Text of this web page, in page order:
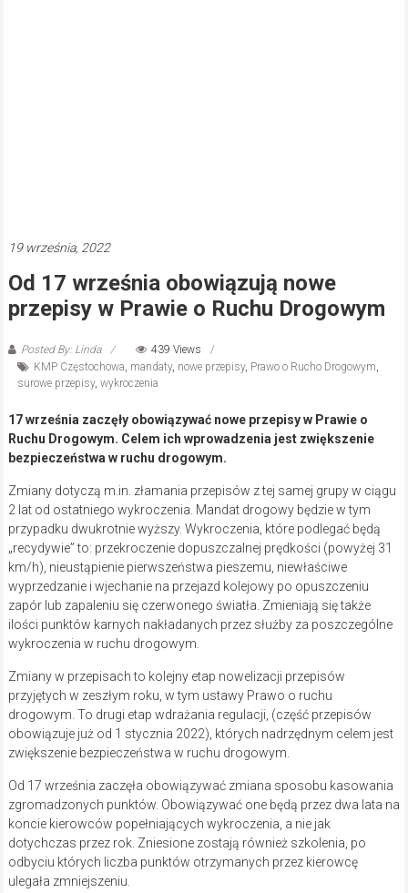
19 września, 2022
Od 17 września obowiązują nowe
przepisy w Prawie o Ruchu Drogowym
Posted By: Linda
439 Views
KMP Częstochowa, mandaty, nowe przepisy, Prawo o Rucho Drogowym,
surowe przepisy, wykroczenia
17 września zaczęły obowiązywać nowe przepisy w Prawie o
Ruchu Drogowym. Celem ich wprowadzenia jest zwiększenie
bezpieczeństwa w ruchu drogowym.
Zmiany dotyczą m.in. złamania przepisów z tej samej grupy w ciągu
2 lat od ostatniego wykroczenia. Mandat drogowy będzie w tym
przypadku dwukrotnie wyższy. Wykroczenia, które podlegać będą
„recydywie” to: przekroczenie dopuszczalnej prędkości (powyżej 31
km/h), nieustąpienie pierwszeństwa pieszemu, niewłaściwe
wyprzedzanie i wjechanie na przejazd kolejowy po opuszczeniu
zapór lub zapaleniu się czerwonego światła. Zmieniają się także
ilości punktów karnych nakładanych przez służby za poszczególne
wykroczenia w ruchu drogowym.
Zmiany w przepisach to kolejny etap nowelizacji przepisów
przyjętych w zeszłym roku, w tym ustawy Prawo o ruchu
drogowym. To drugi etap wdrażania regulacji, (część przepisów
obowiązuje już od 1 stycznia 2022), których nadrzędnym celem jest
zwiększenie bezpieczeństwa w ruchu drogowym.
Od 17 września zaczęła obowiązywać zmiana sposobu kasowania
zgromadzonych punktów. Obowiązywać one będą przez dwa lata na
koncie kierowców popełniających wykroczenia, a nie jak
dotychczas przez rok. Zniesione zostają również szkolenia, po
odbyciu których liczba punktów otrzymanych przez kierowcę
ulegała zmniejszeniu.